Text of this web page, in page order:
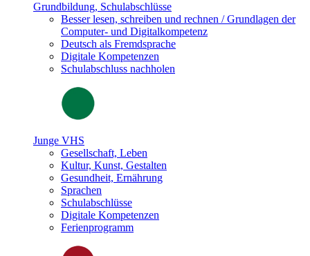
Grundbildung, Schulabschlüsse
Besser lesen, schreiben und rechnen / Grundlagen der
Computer- und Digitalkompetenz
Deutsch als Fremdsprache
Digitale Kompetenzen
Schulabschluss nachholen
Junge VHS
Gesellschaft, Leben
Kultur, Kunst, Gestalten
Gesundheit, Ernährung
Sprachen
Schulabschlüsse
Digitale Kompetenzen
Ferienprogramm